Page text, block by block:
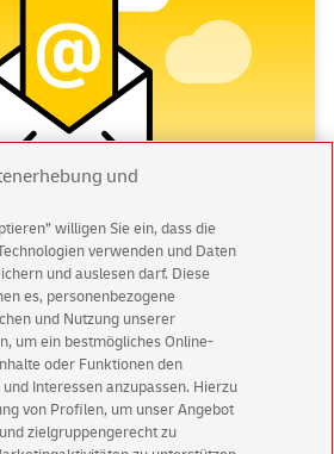
unseren Newsletter
über exklusive Angebote und
mit Vorteil
sichern sich einen5 € Gutschein
erhalten einen5 € Gutschein
und
willigen Sie ein, dass die
verwenden und Daten
und auslesen darf. Diese
es, personenbezogene
und Nutzung unserer
um ein bestmögliches Online-
oder Funktionen den
Interessen anzupassen. Hierzu
von Profilen, um unser Angebot
zielgruppengerecht zu